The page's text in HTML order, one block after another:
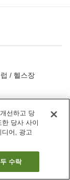
/ 헬스장
선하고 당
당사 사이
디어, 광고
수락